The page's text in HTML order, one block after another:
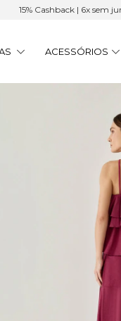
15% Cashback | 6x sem
ACESSÓRIOS